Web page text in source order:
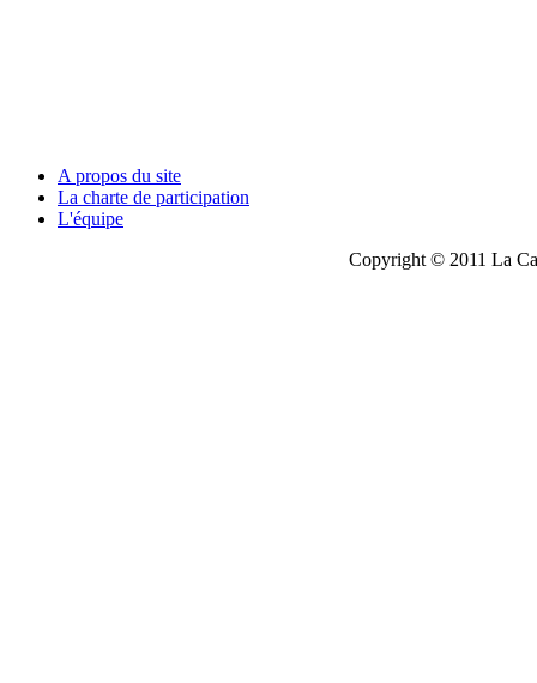
A propos du site
La charte de participation
L'équipe
Copyright © 2011 La